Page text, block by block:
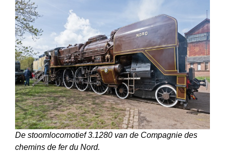
De stoomlocomotief 3.1280 van de Compagnie des
chemins de fer du Nord.